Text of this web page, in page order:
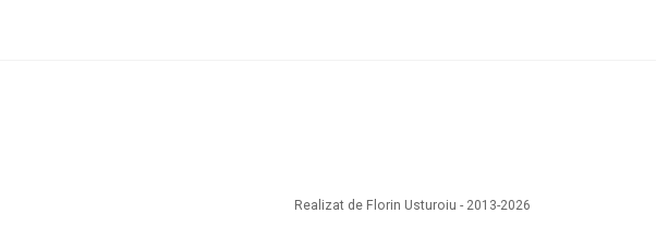
Realizat de Florin Usturoiu - 2013-2026